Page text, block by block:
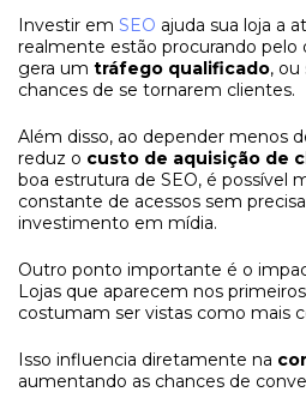
Investir em SEO ajuda sua loja a
realmente estão procurando pelo
gera um tráfego qualificado, ou
chances de se tornarem clientes.
Além disso, ao depender menos
reduz o custo de aquisição de
boa estrutura de SEO, é possível
constante de acessos sem
investimento em mídia.
Outro ponto importante é o
Lojas que aparecem nos
costumam ser vistas como mais
Isso influencia diretamente na
aumentando as chances de